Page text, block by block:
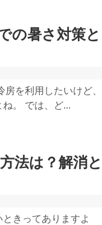
の暑さ対策と
を利用したいけど、
。 では、ど...
法は？解消と
きってありますよ